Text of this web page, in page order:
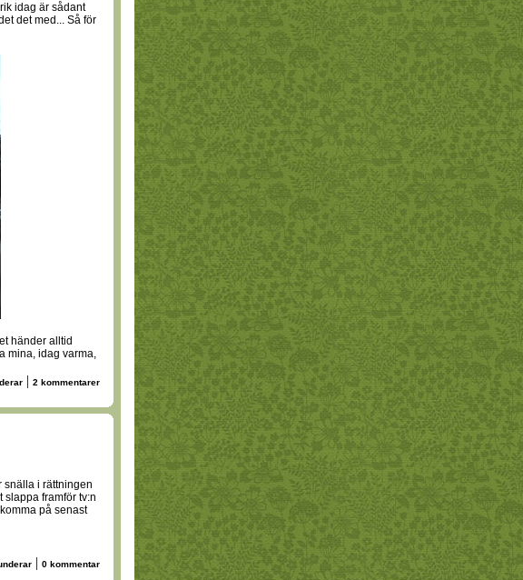
idag är sådant
det med... Så för
händer alltid
mina, idag varma,
| 2 kommentarer
snälla i rättningen
slappa framför tv:n
på senast
| 0 kommentar